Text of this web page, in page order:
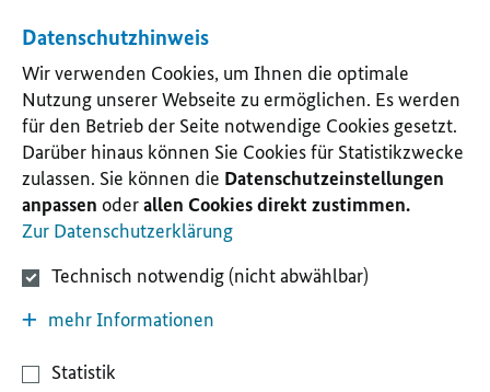
Datenschutzhinweis
Wir verwenden Cookies, um Ihnen die optimale
Nutzung unserer Webseite zu ermöglichen. Es werden
für den Betrieb der Seite notwendige Cookies gesetzt.
Darüber hinaus können Sie Cookies für Statistikzwecke
zulassen. Sie können die Datenschutzeinstellungen
anpassen oderallen Cookies direkt zustimmen.
Zur Datenschutzerklärung
Technisch notwendig (nicht abwählbar)
mehr Informationen
Statistik